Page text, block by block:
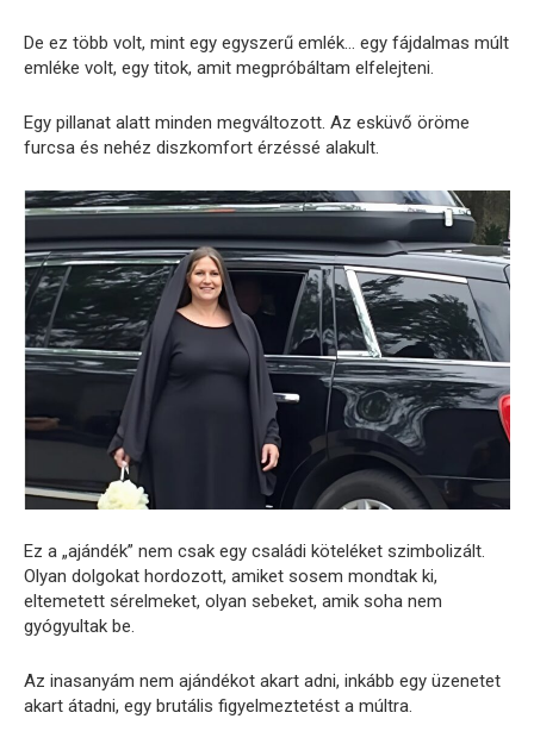
De ez több volt, mint egy egyszerű emlék… egy fájdalmas múlt
emléke volt, egy titok, amit megpróbáltam elfelejteni.
Egy pillanat alatt minden megváltozott. Az esküvő öröme
furcsa és nehéz diszkomfort érzéssé alakult.
Ez a „ajándék” nem csak egy családi köteléket szimbolizált.
Olyan dolgokat hordozott, amiket sosem mondtak ki,
eltemetett sérelmeket, olyan sebeket, amik soha nem
gyógyultak be.
Az inasanyám nem ajándékot akart adni, inkább egy üzenetet
akart átadni, egy brutális figyelmeztetést a múltra.